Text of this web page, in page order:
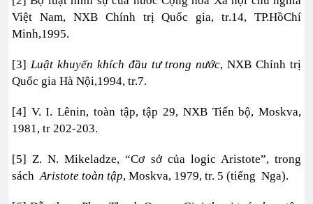
Việt Nam, NXB Chính trị Quốc gia, tr.14, TP.HồChí
Minh,1995.
[3] Luật khuyến khích đầu tư trong nước, NXB Chính trị
Quốc gia Hà Nội,1994, tr.7.
[4] V. I. Lênin, toàn tập, tập 29, NXB Tiến bộ, Moskva,
1981, tr 202-203.
[5] Z. N. Mikeladze, “Cơ sở của logic Aristote”, trong
sáchAristote toàn tập, Moskva, 1979, tr. 5 (tiếng Nga).